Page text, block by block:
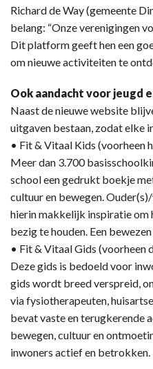
Richard de Way (gemeente
belang: “Onze verenigingen
Dit platform geeft hen een
om nieuwe activiteiten te
Ook aandacht voor jeugd
Naast de nieuwe website
uitgaven bestaan, zodat elke
• Fit & Vitaal Kids (voorheen
Meer dan 3.700
school een gedrukt boekje
cultuur en bewegen.
hierin makkelijk inspiratie om
bezig te houden. Een
• Fit & Vitaal Gids (voorheen
Deze gids is bedoeld voor
gids wordt breed verspreid,
via fysiotherapeuten,
bevat vaste en terugkerende
bewegen, cultuur en
inwoners actief en betrokken.